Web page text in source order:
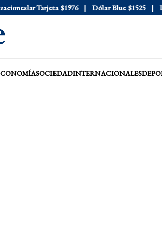
Dólar Tarjeta $1976 Dólar Blue $1525
SOCIEDADINTERNACIONALES